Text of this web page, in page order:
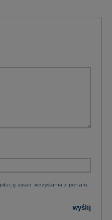
zasad korzystania z portalu
wyślij